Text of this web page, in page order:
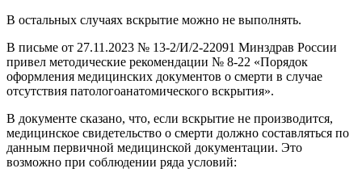
В остальных случаях вскрытие можно не выполнять.
В письме от 27.11.2023 № 13-2/И/2-22091 Минздрав России
привел методические рекомендации № 8-22 «Порядок
оформления медицинских документов о смерти в случае
отсутствия патологоанатомического вскрытия».
В документе сказано, что, если вскрытие не производится,
медицинское свидетельство о смерти должно составляться по
данным первичной медицинской документации. Это
возможно при соблюдении ряда условий: